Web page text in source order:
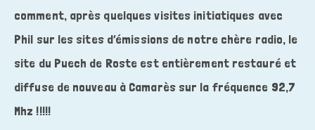
comment, après quelques visites initiatiques avec
Phil sur les sites d’émissions de notre chère radio, le
site du Puech de Roste est entièrement restauré et
diffuse de nouveau à Camarès sur la fréquence 92,7
Mhz !!!!!